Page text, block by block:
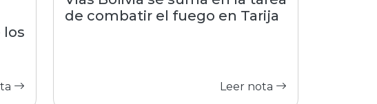
los
de combatir el fuego en Tarija
Leer nota